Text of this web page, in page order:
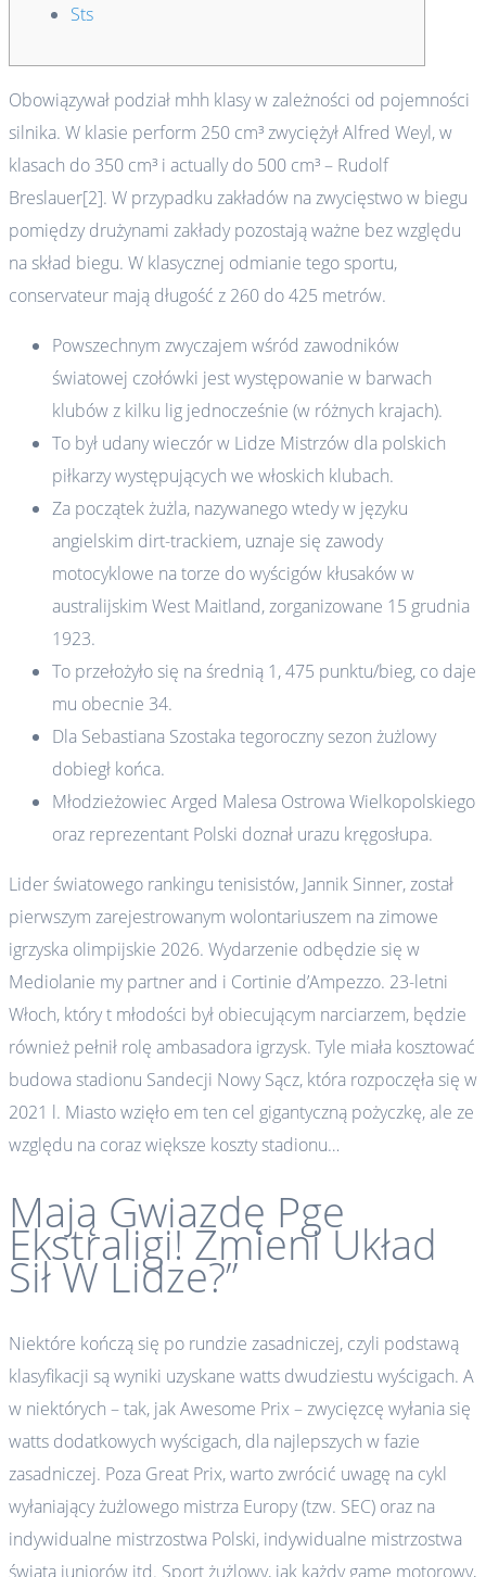
Sts
Obowiązywał podział mhh klasy w zależności od pojemności
silnika. W klasie perform 250 cm³ zwyciężył Alfred Weyl, w
klasach do 350 cm³ i actually do 500 cm³ – Rudolf
Breslauer[2]. W przypadku zakładów na zwycięstwo w biegu
pomiędzy drużynami zakłady pozostają ważne bez względu
na skład biegu. W klasycznej odmianie tego sportu,
conservateur mają długość z 260 do 425 metrów.
Powszechnym zwyczajem wśród zawodników
światowej czołówki jest występowanie w barwach
klubów z kilku lig jednocześnie (w różnych krajach).
To był udany wieczór w Lidze Mistrzów dla polskich
piłkarzy występujących we włoskich klubach.
Za początek żużla, nazywanego wtedy w języku
angielskim dirt-trackiem, uznaje się zawody
motocyklowe na torze do wyścigów kłusaków w
australijskim West Maitland, zorganizowane 15 grudnia
1923.
To przełożyło się na średnią 1, 475 punktu/bieg, co daje
mu obecnie 34.
Dla Sebastiana Szostaka tegoroczny sezon żużlowy
dobiegł końca.
Młodzieżowiec Arged Malesa Ostrowa Wielkopolskiego
oraz reprezentant Polski doznał urazu kręgosłupa.
Lider światowego rankingu tenisistów, Jannik Sinner, został
pierwszym zarejestrowanym wolontariuszem na zimowe
igrzyska olimpijskie 2026. Wydarzenie odbędzie się w
Mediolanie my partner and i Cortinie d’Ampezzo. 23-letni
Włoch, który t młodości był obiecującym narciarzem, będzie
również pełnił rolę ambasadora igrzysk. Tyle miała kosztować
budowa stadionu Sandecji Nowy Sącz, która rozpoczęła się w
2021 l. Miasto wzięło em ten cel gigantyczną pożyczkę, ale ze
względu na coraz większe koszty stadionu…
Mają Gwiazdę Pge
Ekstraligi! Zmieni Układ
Sił W Lidze?”
Niektóre kończą się po rundzie zasadniczej, czyli podstawą
klasyfikacji są wyniki uzyskane watts dwudziestu wyścigach. A
w niektórych – tak, jak Awesome Prix – zwycięzcę wyłania się
watts dodatkowych wyścigach, dla najlepszych w fazie
zasadniczej. Poza Great Prix, warto zwrócić uwagę na cykl
wyłaniający żużlowego mistrza Europy (tzw. SEC) oraz na
indywidualne mistrzostwa Polski, indywidualne mistrzostwa
świata juniorów itd. Sport żużlowy, jak każdy game motorowy,